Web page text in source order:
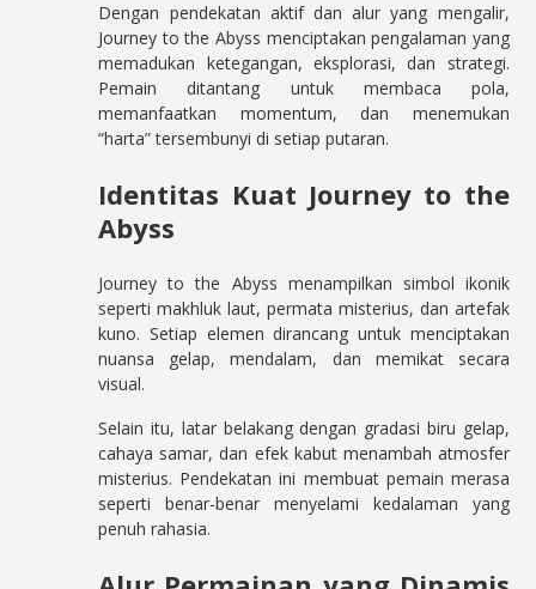
Dengan pendekatan aktif dan alur yang mengalir,
Journey to the Abyss menciptakan pengalaman yang
memadukan ketegangan, eksplorasi, dan strategi.
Pemain ditantang untuk membaca pola,
memanfaatkan momentum, dan menemukan
“harta” tersembunyi di setiap putaran.
Identitas Kuat Journey to the
Abyss
Journey to the Abyss menampilkan simbol ikonik
seperti makhluk laut, permata misterius, dan artefak
kuno. Setiap elemen dirancang untuk menciptakan
nuansa gelap, mendalam, dan memikat secara
visual.
Selain itu, latar belakang dengan gradasi biru gelap,
cahaya samar, dan efek kabut menambah atmosfer
misterius. Pendekatan ini membuat pemain merasa
seperti benar-benar menyelami kedalaman yang
penuh rahasia.